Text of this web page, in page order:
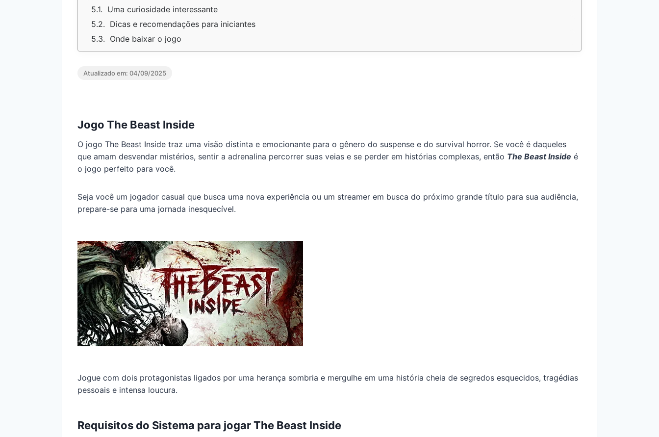
Uma curiosidade interessante
Dicas e recomendações para iniciantes
Onde baixar o jogo
Atualizado em: 04/09/2025
Jogo The Beast Inside
O jogo The Beast Inside traz uma visão distinta e emocionante para o gênero do suspense e do survival horror. Se você é daqueles
que amam desvendar mistérios, sentir a adrenalina percorrer suas veias e se perder em histórias complexas, então The Beast Inside é
o jogo perfeito para você.
Seja você um jogador casual que busca uma nova experiência ou um streamer em busca do próximo grande título para sua audiência,
prepare-se para uma jornada inesquecível.
Jogue com dois protagonistas ligados por uma herança sombria e mergulhe em uma história cheia de segredos esquecidos, tragédias
pessoais e intensa loucura.
Requisitos do Sistema para jogar The Beast Inside